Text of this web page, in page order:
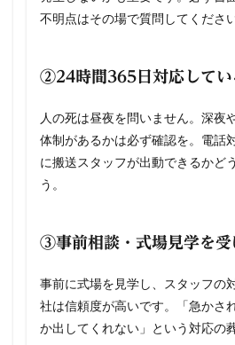
不明点はその場で質問してください
②24時間365日対応してい
人の死は昼夜を問いません。深夜
体制があるかは必ず確認を。電話
に搬送スタッフが出動できるかど
う。
③事前相談・式場見学を受
事前に式場を見学し、スタッフの
社は信頼度が高いです。「急かさ
か出してくれない」という対応の